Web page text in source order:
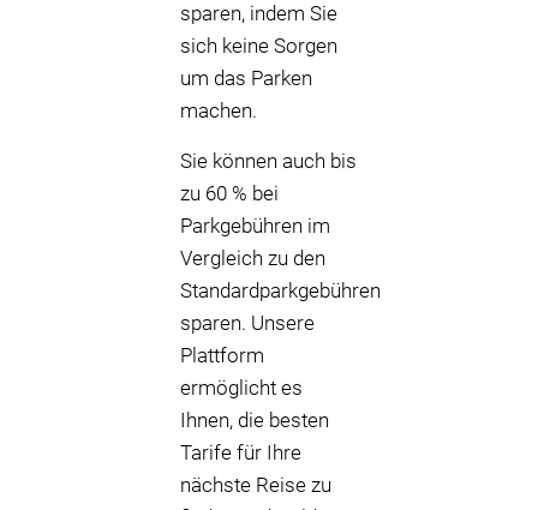
sparen, indem Sie
sich keine Sorgen
um das Parken
machen.
Sie können auch bis
zu 60 % bei
Parkgebühren im
Vergleich zu den
Standardparkgebühren
sparen. Unsere
Plattform
ermöglicht es
Ihnen, die besten
Tarife für Ihre
nächste Reise zu